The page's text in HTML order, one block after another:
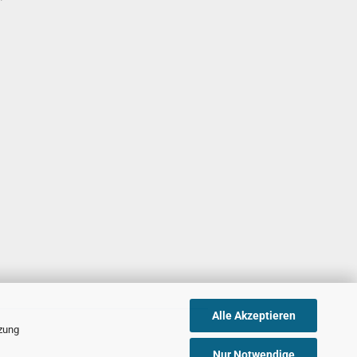
Alle Akzeptieren